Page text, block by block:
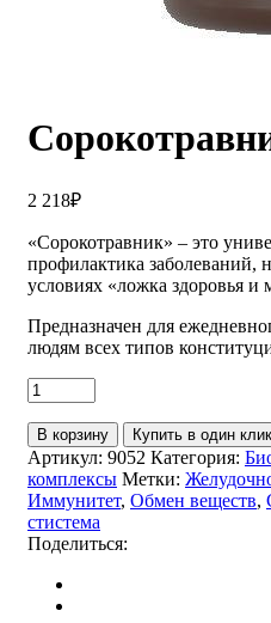
2 218₽
«Сорокотравник» – это
профилактика заболеваний,
условиях «ложка здоровья
Предназначен для
людям всех типов
В корзину Купить в один клик
Артикул: 9052 Категория:
комплексы Метки:
Иммунитет, Обмен веществ,
стистема
Поделиться: